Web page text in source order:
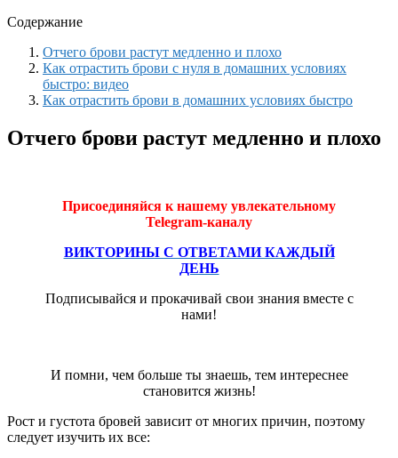
Содержание
Отчего брови растут медленно и плохо
Как отрастить брови с нуля в домашних условиях
быстро: видео
Как отрастить брови в домашних условиях быстро
Отчего брови растут медленно и плохо
Присоединяйся к нашему увлекательному
Telegram-каналу
ВИКТОРИНЫ С ОТВЕТАМИ КАЖДЫЙ
ДЕНЬ
Подписывайся и прокачивай свои знания вместе с
нами!
И помни, чем больше ты знаешь, тем интереснее
становится жизнь!
Рост и густота бровей зависит от многих причин, поэтому
следует изучить их все: